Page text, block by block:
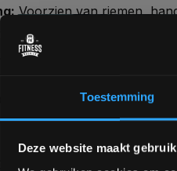
Toestemming
Deze website maakt
Voorzien van riemen,
voor betrouwbare,
Oneindige variatie in
Vergroot het
vergrendelt de carriage
kracht, flexibiliteit